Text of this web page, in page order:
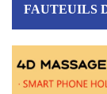
FAUTEUILS